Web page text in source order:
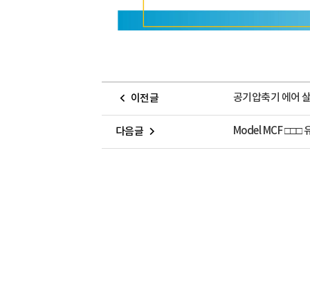
이전글 공기압축기 에어
다음글 Model MCF □□□